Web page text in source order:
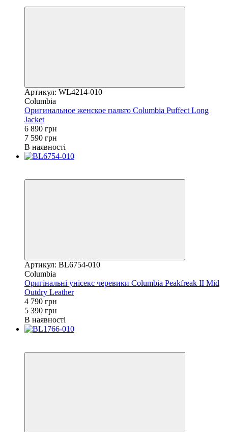
Артикул: WL4214-010
Columbia
Оригинальное женское пальто Columbia Puffect Long
Jacket
6 890 грн
7 590 грн
В наявності
Артикул: BL6754-010
Columbia
Оригінальні унісекс черевики Columbia Peakfreak II Mid
Outdry Leather
4 790 грн
5 390 грн
В наявності